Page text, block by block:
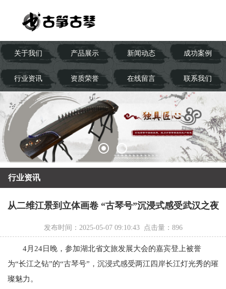
关于我们 产品展示 新闻动态 成功案例
行业资讯 资质荣誉 在线留言 联系我们
行业资讯
从二维江景到立体画卷 “古琴号”沉浸式感受武汉之夜
发布时间：2025-05-07 09:10:43 点击量： 896
4月24日晚，参加湖北省文旅发展大会的嘉宾登上被誉
为“长江之钻”的“古琴号”，沉浸式感受两江四岸长江灯光秀的璀
璨魅力。